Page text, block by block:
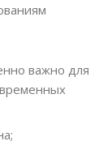
важно для